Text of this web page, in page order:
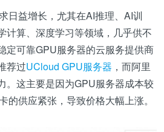
日益增长，尤其在AI推理、AI训
计算、深度学习等领域，几乎供不
定可靠GPU服务器的云服务提供商
荐过UCloud GPU服务器 ，而阿里
。这主要是因为GPU服务器成本较
的供应紧张，导致价格大幅上涨。